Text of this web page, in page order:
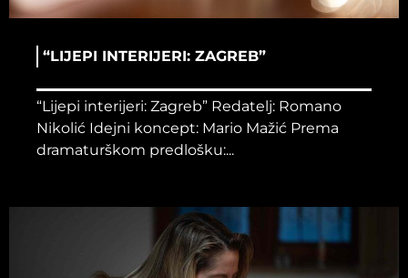
“LIJEPI INTERIJERI: ZAGREB”
“Lijepi interijeri: Zagreb” Redatelj: Romano
Nikolić Idejni koncept: Mario Mažić Prema
dramaturškom predlošku:...